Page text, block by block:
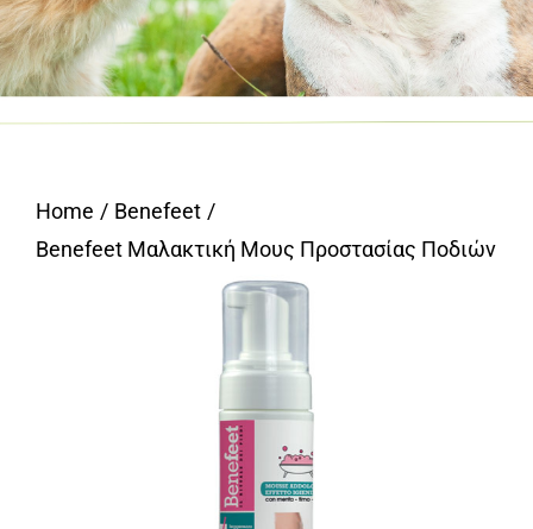
Home
Benefeet
Benefeet Μαλακτική Μους Προστασίας Ποδιών